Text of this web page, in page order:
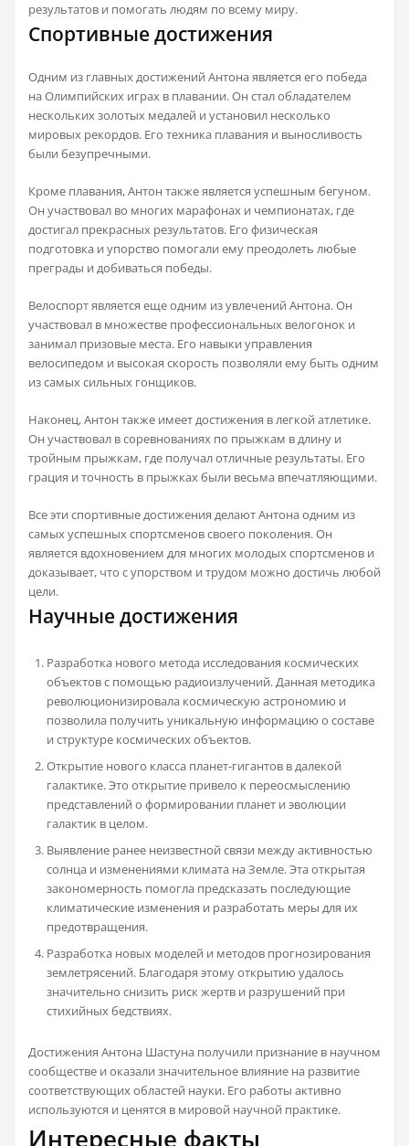
результатов и помогать людям по всему миру.
Спортивные достижения
Одним из главных достижений Антона является его победа
на Олимпийских играх в плавании. Он стал обладателем
нескольких золотых медалей и установил несколько
мировых рекордов. Его техника плавания и выносливость
были безупречными.
Кроме плавания, Антон также является успешным бегуном.
Он участвовал во многих марафонах и чемпионатах, где
достигал прекрасных результатов. Его физическая
подготовка и упорство помогали ему преодолеть любые
преграды и добиваться победы.
Велоспорт является еще одним из увлечений Антона. Он
участвовал в множестве профессиональных велогонок и
занимал призовые места. Его навыки управления
велосипедом и высокая скорость позволяли ему быть одним
из самых сильных гонщиков.
Наконец, Антон также имеет достижения в легкой атлетике.
Он участвовал в соревнованиях по прыжкам в длину и
тройным прыжкам, где получал отличные результаты. Его
грация и точность в прыжках были весьма впечатляющими.
Все эти спортивные достижения делают Антона одним из
самых успешных спортсменов своего поколения. Он
является вдохновением для многих молодых спортсменов и
доказывает, что с упорством и трудом можно достичь любой
цели.
Научные достижения
Разработка нового метода исследования космических
объектов с помощью радиоизлучений. Данная методика
революционизировала космическую астрономию и
позволила получить уникальную информацию о составе
и структуре космических объектов.
Открытие нового класса планет-гигантов в далекой
галактике. Это открытие привело к переосмыслению
представлений о формировании планет и эволюции
галактик в целом.
Выявление ранее неизвестной связи между активностью
солнца и изменениями климата на Земле. Эта открытая
закономерность помогла предсказать последующие
климатические изменения и разработать меры для их
предотвращения.
Разработка новых моделей и методов прогнозирования
землетрясений. Благодаря этому открытию удалось
значительно снизить риск жертв и разрушений при
стихийных бедствиях.
Достижения Антона Шастуна получили признание в научном
сообществе и оказали значительное влияние на развитие
соответствующих областей науки. Его работы активно
используются и ценятся в мировой научной практике.
Интересные факты